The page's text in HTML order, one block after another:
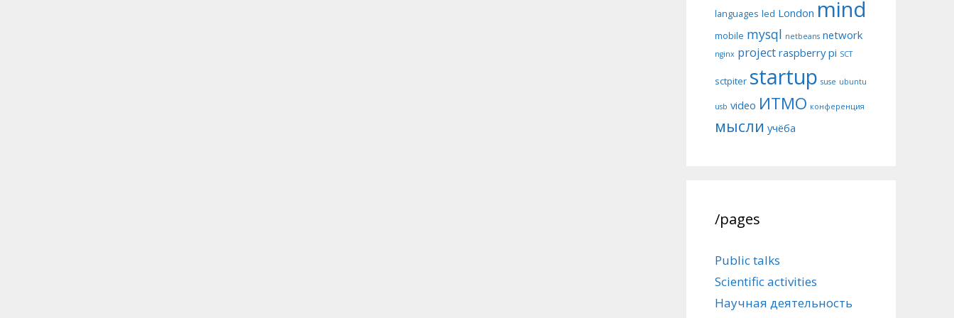
languages led London mind
mobile mysql netbeans network
nginx project raspberry pi SCT
sctpiter startup suse ubuntu
usb video ИТМО конференция
мысли учёба
/pages
Public talks
Scientific activities
Научная деятельность